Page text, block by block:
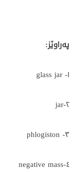
پەراوێز:
١- glass jar
٢-jar
٣- phlogiston
٤-negative mass